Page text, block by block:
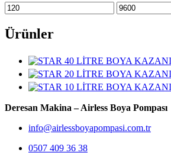
En
düşük
fiyat
En
yüksek
Ürünler
Deresan Makina – Airless Boya Pompası
info@airlessboyapompasi.com.tr
0507 409 36 38